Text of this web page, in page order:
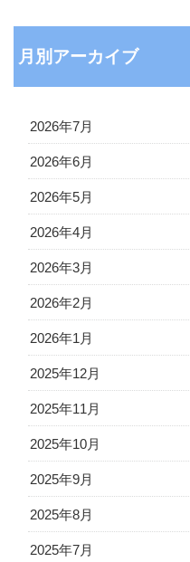
月別アーカイブ
2026年7月
2026年6月
2026年5月
2026年4月
2026年3月
2026年2月
2026年1月
2025年12月
2025年11月
2025年10月
2025年9月
2025年8月
2025年7月